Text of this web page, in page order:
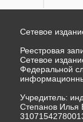
Сетевое
Реестровая
Сетевое
Федеральной
Учредитель:
Степанов